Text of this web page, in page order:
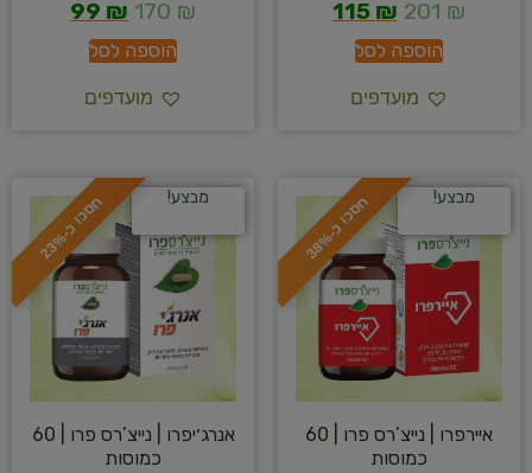
201 ₪
115 ₪
הוספה לסל
מועדפים
170 ₪
99 ₪
הוספה לסל
מועדפים
ח
ס
כ
ו
כ
-
3
8
% מבצע!
איירפרו | נייצ’רס פרו | 60
כמוסות
ח
ס
כ
ו
כ
-
2
3
% מבצע!
אנרג׳יפרו | נייצ’רס פרו | 60
כמוסות